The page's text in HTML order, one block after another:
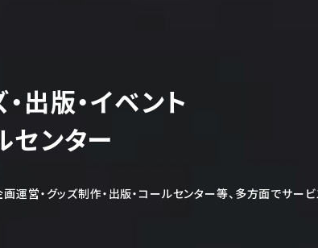
出版・イベント
センター
運営・グッズ制作・出版・コールセンター等、多方面でサー